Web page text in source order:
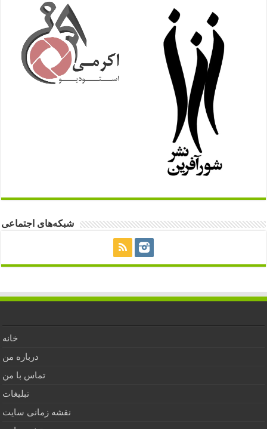
شبکه‌های اجتماعی
خانه
درباره من
تماس با من
تبلیغات
نقشه زمانی سایت